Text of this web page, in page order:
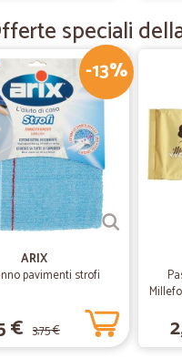
speciali
-13%
ARIX
pavimenti strofi
€ 3,75 €